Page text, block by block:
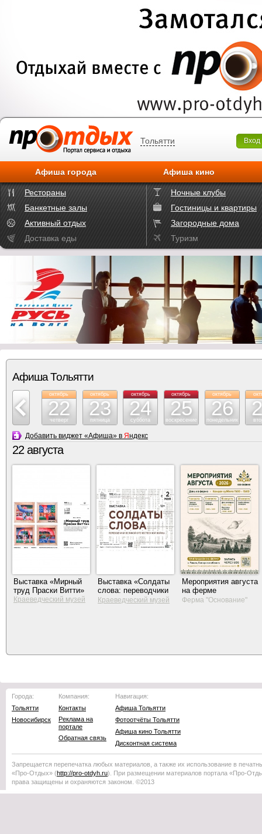
Тольятти Вход
Афиша города Афиша кино
Рестораны
Ночные клубы
Банкетные залы
Гостиницы и квартиры
Активный отдых
Загородные дома
Доставка еды
Туризм
Афиша Тольятти
21
октябрь
22
четверг
октябрь
23
пятница
октябрь
24
суббота
октябрь
25
воскресение
октябрь
26
понедельник
Добавить виджет «Афиша» в Яндекс
22 августа
Выставка «Мирный
труд Праски Витти»
Краеведческий музей
Выставка «Солдаты
слова: переводчики
Великой
Краеведческий музей
Мероприятия августа
на ферме
«Основание»
Ферма "Основание"
Города:
Тольятти
Новосибирск
Компания:
Контакты
Реклама на
портале
Обратная связь
Навигация:
Афиша Тольятти
Фотоотчёты Тольятти
Афиша кино Тольятти
Дисконтная система
Запрещается перепечатка любых материалов, а также их использование в
«Про-Отдых» (http://pro-otdyh .ru). При размещении материалов портала «Про-
права защищены и охраняются законом. ©2013